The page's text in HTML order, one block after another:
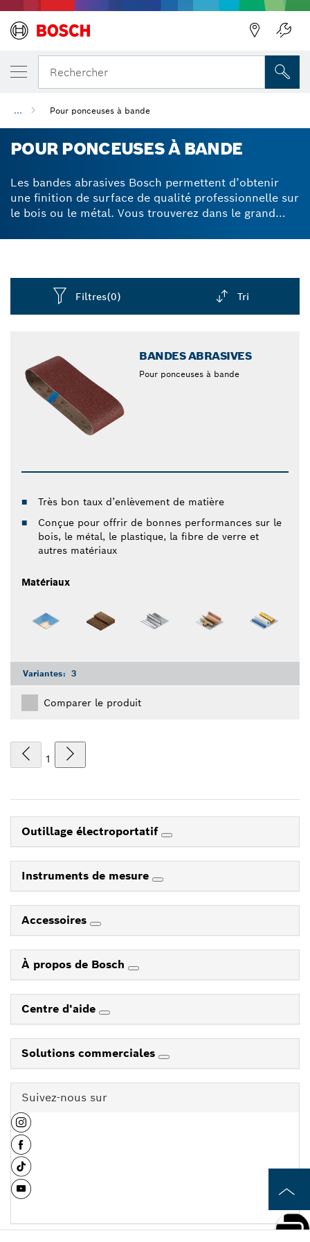
Rechercher
... Pour ponceuses à bande
POUR PONCEUSES À BANDE
Les bandes abrasives Bosch permettent d’obtenir
une finition de surface de qualité professionnelle sur
le bois ou le métal. Vous trouverez dans le grand
bande qui correspond exactement à vos besoins.
Filtres(0) Tri
BANDES ABRASIVES
Pour ponceuses à bande
Très bon taux d’enlèvement de matière
Conçue pour offrir de bonnes performances sur le
bois, le métal, le plastique, la fibre de verre et
autres matériaux
Matériaux
Variantes: 3
Comparer le produit
1
Outillage électroportatif
Instruments de mesure
Accessoires
À propos de Bosch
Centre d'aide
Solutions commerciales
Suivez-nous sur